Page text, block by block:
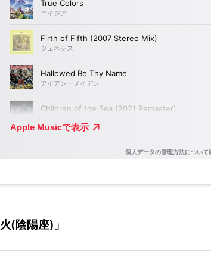
(陰陽座)」